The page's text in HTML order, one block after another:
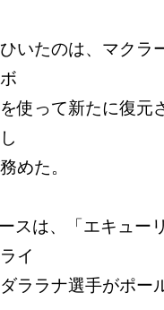
いたのは、マク
使って新たに復元
めた。
スは、「エキュー
イ
ララナ選手がポー